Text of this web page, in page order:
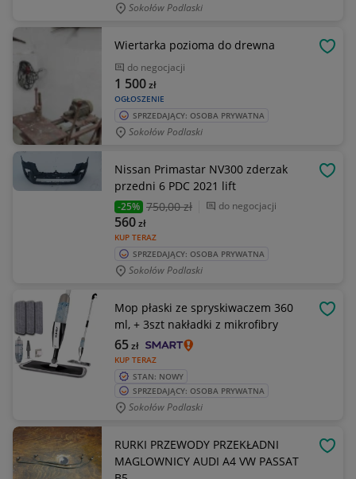
Sokołów Podlaski
Wiertarka pozioma do drewna
do negocjacji
OGŁOSZENIE
1 500zł
SPRZEDAJĄCY: OSOBA PRYWATNA
Sokołów Podlaski
Nissan Primastar NV300 zderzak
przedni 6 PDC 2021 lift
-25% 750,00 zł do negocjacji
KUP TERAZ
560zł
SPRZEDAJĄCY: OSOBA PRYWATNA
Sokołów Podlaski
Mop płaski ze spryskiwaczem 360
ml, + 3szt nakładki z mikrofibry
KUP TERAZ
65zł
STAN: NOWY
SPRZEDAJĄCY: OSOBA PRYWATNA
Sokołów Podlaski
RURKI PRZEWODY PRZEKŁADNI
MAGLOWNICY AUDI A4 VW PASSAT